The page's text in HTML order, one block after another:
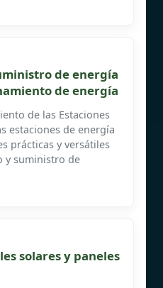
de energía
de energía
de las Estaciones
estaciones de energía
prácticas y versátiles
y suministro de
solares y paneles